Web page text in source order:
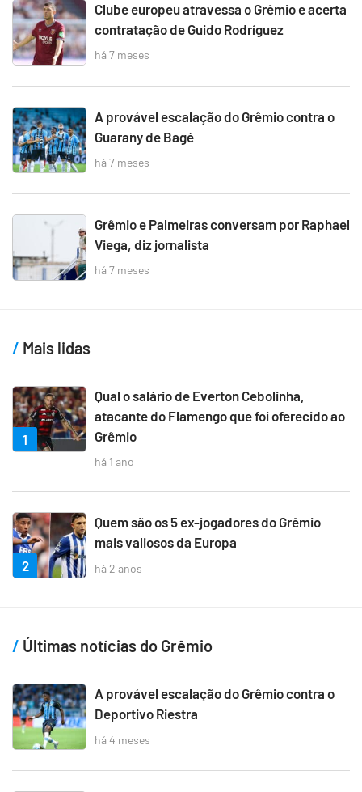
Clube europeu atravessa o Grêmio e acerta
contratação de Guido Rodríguez
há 7 meses
A provável escalação do Grêmio contra o
Guarany de Bagé
há 7 meses
Grêmio e Palmeiras conversam por Raphael
Viega, diz jornalista
há 7 meses
Mais lidas
1
Qual o salário de Everton Cebolinha,
atacante do Flamengo que foi oferecido ao
Grêmio
há 1 ano
2
Quem são os 5 ex-jogadores do Grêmio
mais valiosos da Europa
há 2 anos
Últimas notícias do Grêmio
A provável escalação do Grêmio contra o
Deportivo Riestra
há 4 meses